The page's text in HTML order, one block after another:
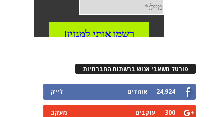
פורטל משאבי אנוש ברשתות החברתיות
24,924 אוהדים לייק
300 עוקבים מעקב